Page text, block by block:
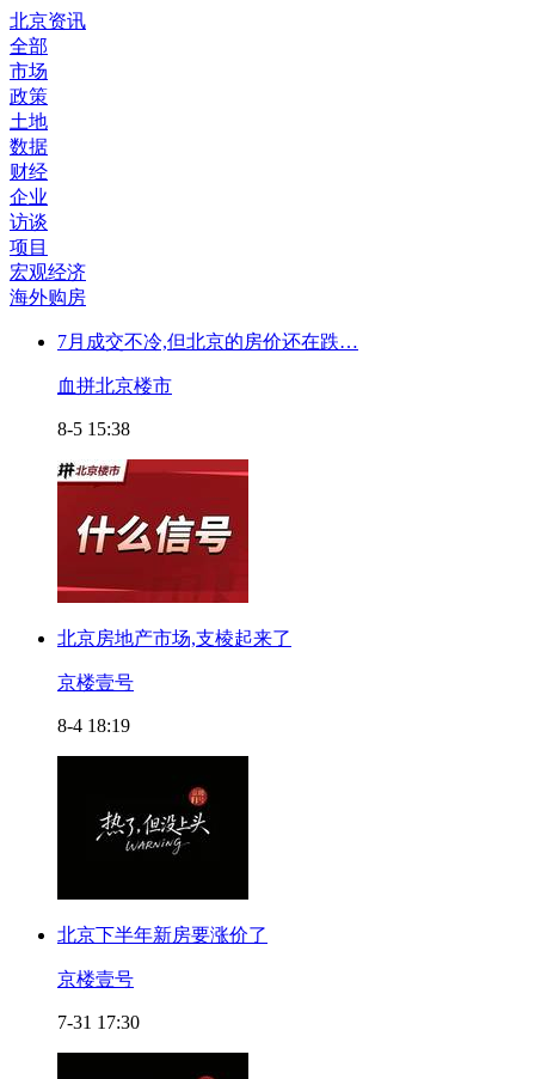
北京资讯
全部
市场
政策
土地
数据
财经
企业
访谈
项目
宏观经济
海外购房
7月成交不冷,但北京的房价还在跌…
血拼北京楼市
8-5 15:38
北京房地产市场,支棱起来了
京楼壹号
8-4 18:19
北京下半年新房要涨价了
京楼壹号
7-31 17:30